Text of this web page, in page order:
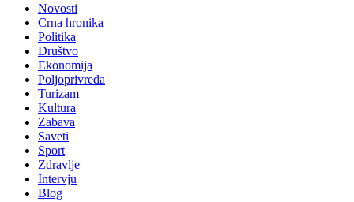
Novosti
Crna hronika
Politika
Društvo
Ekonomija
Poljoprivreda
Turizam
Kultura
Zabava
Saveti
Sport
Zdravlje
Intervju
Blog